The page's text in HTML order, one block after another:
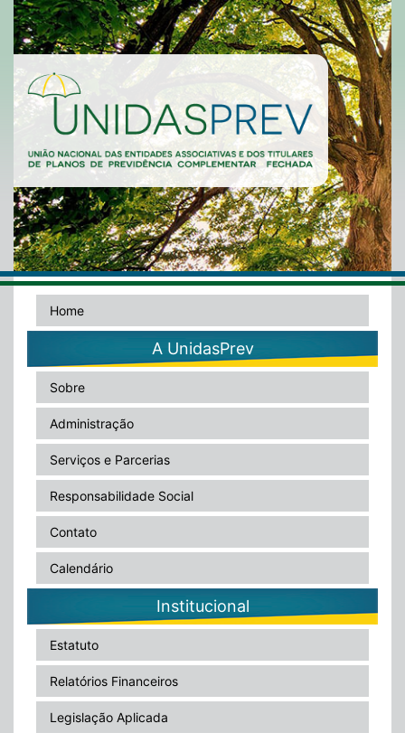
Home
A UnidasPrev
Sobre
Administração
Serviços e Parcerias
Responsabilidade Social
Contato
Calendário
Institucional
Estatuto
Relatórios Financeiros
Legislação Aplicada